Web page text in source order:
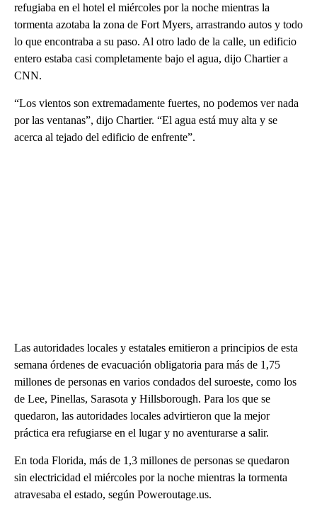
refugiaba en el hotel el miércoles por la noche mientras la
tormenta azotaba la zona de Fort Myers, arrastrando autos y todo
lo que encontraba a su paso. Al otro lado de la calle, un edificio
entero estaba casi completamente bajo el agua, dijo Chartier a
CNN.
“Los vientos son extremadamente fuertes, no podemos ver nada
por las ventanas”, dijo Chartier. “El agua está muy alta y se
acerca al tejado del edificio de enfrente”.
Las autoridades locales y estatales emitieron a principios de esta
semana órdenes de evacuación obligatoria para más de 1,75
millones de personas en varios condados del suroeste, como los
de Lee, Pinellas, Sarasota y Hillsborough. Para los que se
quedaron, las autoridades locales advirtieron que la mejor
práctica era refugiarse en el lugar y no aventurarse a salir.
En toda Florida, más de 1,3 millones de personas se quedaron
sin electricidad el miércoles por la noche mientras la tormenta
atravesaba el estado, según Poweroutage.us.